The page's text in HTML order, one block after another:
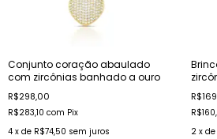
Conjunto coração abaulado
com zircônias banhado a ouro
R$298,00
R$283,10 com Pix
4 x de R$74,50 sem juros
2 x de